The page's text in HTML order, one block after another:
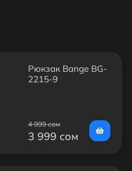
Рюкзак Bange BG-
2215-9
4 999 сом
3 999 сом